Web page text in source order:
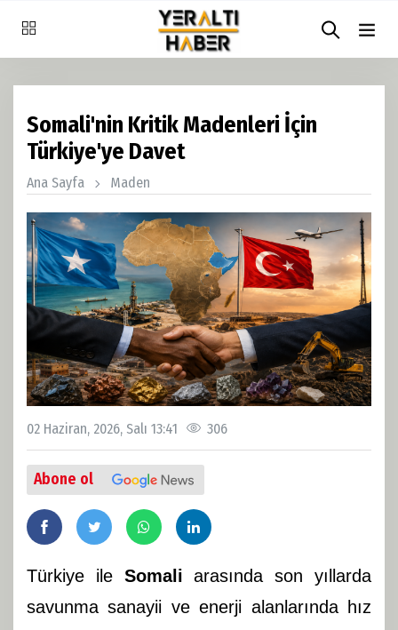
Somali'nin Kritik Madenleri İçin
Türkiye'ye Davet
Ana Sayfa Maden
02 Haziran, 2026, Salı 13:41 306
Abone ol
Türkiye ile Somali arasında son yıllarda
savunma sanayii ve enerji alanlarında hız